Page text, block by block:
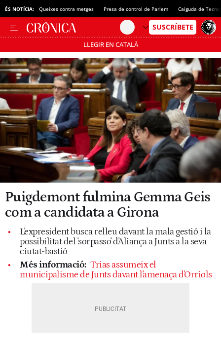
ÉS NOTÍCIA: Queixes contra metges Presa de control de Parlem Caiguda de
LLEGIR EN CATALÀ
Passa’t al mode estalvi
Puigdemont fulmina Gemma Geis
com a candidata a Girona
L'expresident busca relleu davant la mala gestió i la
possibilitat del 'sorpasso' d'Aliança a Junts a la seva
ciutat-bastió
Més informació: Trias assumeix el
municipalisme de Junts davant l'amenaça d'Orriols